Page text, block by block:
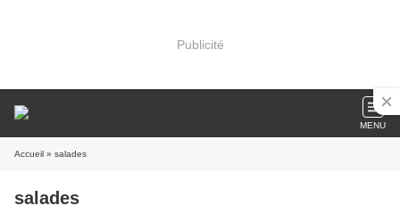
Publicité
MENU
Accueil » salades
salades